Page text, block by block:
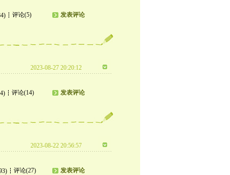
评论(5) 发表评论
2023-08-27 20:20:12
评论(14) 发表评论
2023-08-22 20:56:57
评论(27) 发表评论